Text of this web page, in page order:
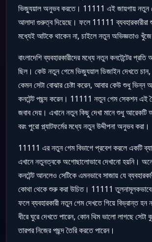
ভিজ্যুয়াল অনুভব করতে। 11111 এই জায়গায় নতুন
আলাদা গুরুত্ব দিয়েছে। ফলে 11111 ব্যবহারকারীরা
মধ্যেই আটকে থাকেন না, চাইলে নতুন অভিজ্ঞতাও খুঁজে
বাংলাদেশি ব্যবহারকারীদের মধ্যে নতুন কনটেন্টের
ছিল। কেউ নতুন গেমে ভিজ্যুয়াল ডিজাইন দেখতে
কেমন সেটা বোঝার চেষ্টা করেন, আবার কেউ শুধু ভিন্ন
কনটেন্ট পছন্দ করেন। 11111 নতুন গেম সেকশন এই
জবাব দেয়। এখানে নতুন কিছু দেখা মানে শুধু আরেকটি
বরং পুরো প্ল্যাটফর্মের মধ্যে নতুন উদ্দীপনা অনুভব করা।
11111 এর নতুন গেম বিভাগে প্রবেশ করলে একটি
এখানে নতুনত্বকে অগোছালোভাবে দেখানো হয়নি।
কনটেন্ট আনলেও সেটিকে এমনভাবে সাজায় যে
কোথা থেকে শুরু করা উচিত। 11111 তুলনামূলকভাবে
ফলে ব্যবহারকারী নতুন গেম দেখতে গিয়ে বিভ্রান্ত হন
ধীরে ঘুরে দেখতে পারেন, কোন থিম ভালো লাগছে সেটা
তারপর নিজের পছন্দ তৈরি করতে পারেন।